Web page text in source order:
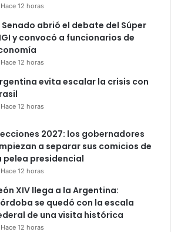
Hace 12 horas
Senado abrió el debate del Súper
y convocó a funcionarios de
Hace 12 horas
evita escalar la crisis con
Hace 12 horas
2027: los gobernadores
a separar sus comicios de
pelea presidencial
Hace 12 horas
XIV llega a la Argentina:
se quedó con la escala
de una visita histórica
Hace 12 horas